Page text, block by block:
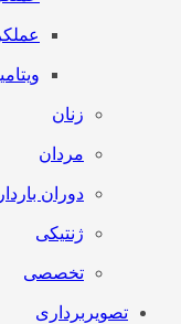
زنان
مردان
دوران
ژنتیکی
تخصصی
تصویربرداری